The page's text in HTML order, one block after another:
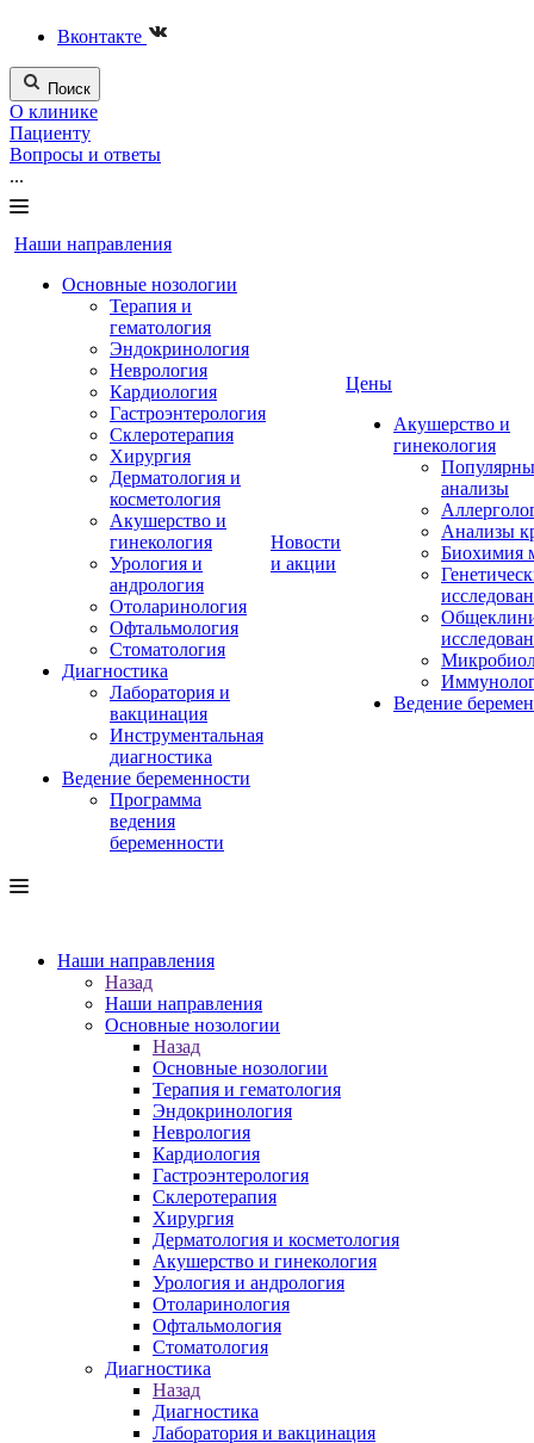
Вконтакте
Поиск
О клинике
Пациенту
Вопросы и ответы
...
Наши направления
Основные нозологии
Терапия и
гематология
Эндокринология
Неврология
Кардиология
Гастроэнтерология
Склеротерапия
Хирургия
Дерматология и
косметология
Акушерство и
гинекология
Урология и
андрология
Отоларинология
Офтальмология
Стоматология
Диагностика
Лаборатория и
вакцинация
Инструментальная
диагностика
Ведение беременности
Программа
ведения
беременности
Новости
и акции
Цены
Акушерство и
гинекология
анализы
Анализы
Биохимия
Ведение
Наши направления
Назад
Наши направления
Основные нозологии
Назад
Основные нозологии
Терапия и гематология
Эндокринология
Неврология
Кардиология
Гастроэнтерология
Склеротерапия
Хирургия
Дерматология и косметология
Акушерство и гинекология
Урология и андрология
Отоларинология
Офтальмология
Стоматология
Диагностика
Назад
Диагностика
Лаборатория и вакцинация